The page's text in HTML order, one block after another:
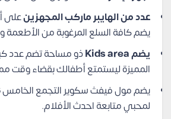
عدد من الهايبر ماركب المجهزينعلى
يضم كافة السلع المرغوبة من الأطعمة
يضم Kids area
ذو مساحة تضم عدد
المميزة ليستمتع أطفالك بقضاء وقت
يضم مول فيفث سكوير التجمع الخامس6
لمحبي متابعة احدث الأفلام.